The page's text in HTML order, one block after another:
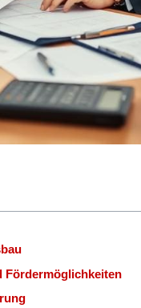
Fördermöglichkeiten